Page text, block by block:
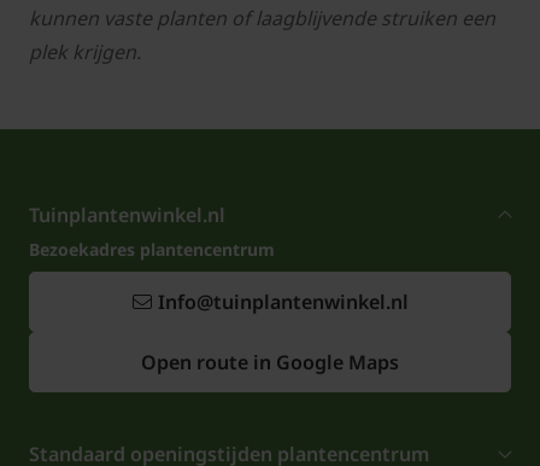
kunnen vaste planten of laagblijvende struiken een
plek krijgen.
Tuinplantenwinkel.nl
Bezoekadres plantencentrum
Info@tuinplantenwinkel.nl
Open route in Google Maps
Standaard openingstijden plantencentrum